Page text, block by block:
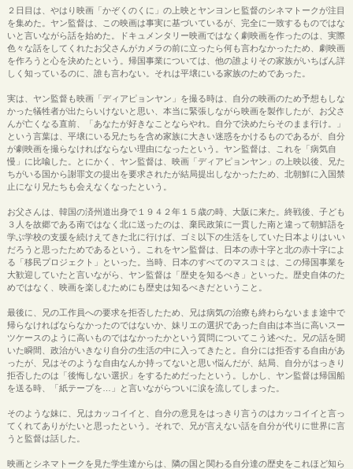
２日目は、やはり映画「かぞくのくに」の上映とヤンヨンヒ監督のシネマトークが注目
を集めた。ヤン監督は、この映画は事実に基づいているが、完全に一致するものではな
いと言いながら話を始めた。ドキュメンタリー映画ではなく劇映画を作ったのは、実際
色々な話をしてくれたお父さんがカメラの前に立ったら何も言わなかったため、劇映画
を作ろうと心を決めたという。帰国事業については、他の誰よりその家族がいちばん詳
しく知っているのに、誰も言わない。それは平壌にいる家族のためであった。
実は、ヤン監督も映画「ディアピョンヤン」を撮る時は、自分の映画のため予想もしな
かった犠牲者が出たらいけないと思い、本当に緊張しながら映画を製作したが、お父さ
んが亡くなる直前、「あなたが好きなことならやれ。自分で決めたらそのまま行け。」
という言葉は、平壌にいる兄たちを含め家族に大きい迷惑をかけるものであるが、自分
が劇映画を撮らなければならない理由になったという。ヤン監督は、これを「病気自
慢」に比喩した。とにかく、ヤン監督は、映画「ディアピョンヤン」の上映以後、兄た
ちがいる国から謝罪文の提出を要求されたが結局提出しなかったため、北朝鮮に入国禁
止になり兄たちも会えなくなったという。
お父さんは、韓国の済州道出身で１９４２年１５歳の時、大阪に来た。終戦後、子ども
３人を故郷である南ではなく北に送ったのは、棄民政策に一貫した南と違って朝鮮語を
学ぶ学校の支援を続けえてきた北に行けば、ゴミ以下の生活をしていた日本よりはいい
だろうと思ったためであるという。これをヤン監督は、日本の赤十字と北の赤十字によ
る「移民プロジェクト」といった。当時、日本のすべてのマスコミは、この帰国事業を
大歓迎していたと言いながら、ヤン監督は「歴史を知るべき」といった。歴史自体のた
めではなく、映画を楽しむためにも歴史は知るべきだということ。
最後に、兄の工作員への要求を拒否したため、兄は病気の治療も終わらないまま途中で
帰らなければならなかったのではないか、妹リエの選択であった自由は本当に高いスー
ツケースのように高いものではなかったかという質問についてこう述べた。兄の話を聞
いた瞬間、政治がいきなり自分の生活の中に入ってきたと。自分には拒否する自由があ
ったが、兄はそのような自由なんか持ってないと思い悩んだが、結局、自分がはっきり
拒否したのは「後悔しない選択」をするためだったという。しかし、ヤン監督は帰国船
を送る時、「紙テープを…」と言いながらついに涙を流してしまった。
そのような妹に、兄はカッコイイと、自分の意見をはっきり言うのはカッコイイと言っ
てくれてありがたいと思ったという。それで、兄が言えない話を自分が代りに世界に言
うと監督は話した。
映画とシネマトークを見た学生達からは、隣の国と関わる自分達の歴史をこれほど知ら